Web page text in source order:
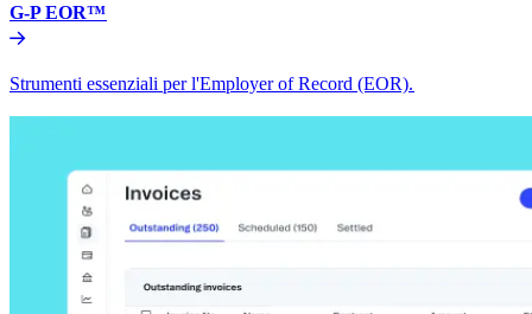
G-P EOR™​​
Strumenti essenziali per l'Employer of Record (EOR).​​